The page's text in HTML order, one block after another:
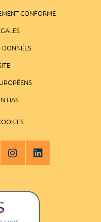
CONFORME
DONNÉES
HAS